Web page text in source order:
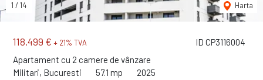
ID CP3116004
118,499 € + 21% TVA
Apartament cu 2 camere de vânzare
Militari, Bucuresti
57.1 mp 2025
1 / 14 Harta